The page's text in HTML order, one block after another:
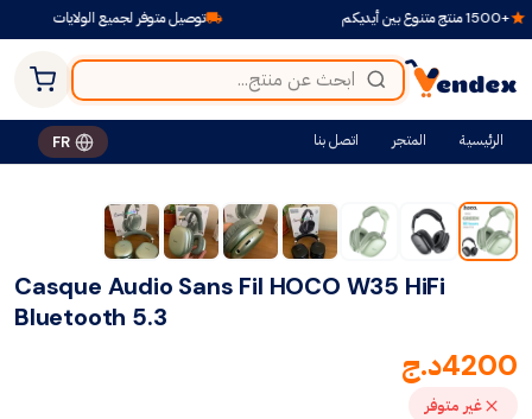
توصيل متوفر لجميع الولايات
الرئيسية المتجر اتصل بنا FR
Casque Audio Sans Fil HOCO W35 HiFi
Bluetooth 5.3
4200د.ج
غير متوفر